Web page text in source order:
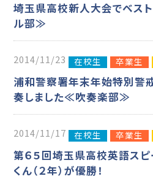
埼玉県高校新人大会でベス
ル部≫
2014/11/23 在校生 卒業生
浦和警察署年末年始特別警
奏しました≪吹奏楽部≫
2014/11/17 在校生 卒業生
第６５回埼玉県高校英語ス
くん（２年）が優勝！